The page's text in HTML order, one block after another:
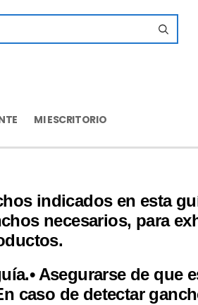
MI ESCRITORIO
indicados en esta
necesarios, para
• Asegurarse de que
caso de detectar